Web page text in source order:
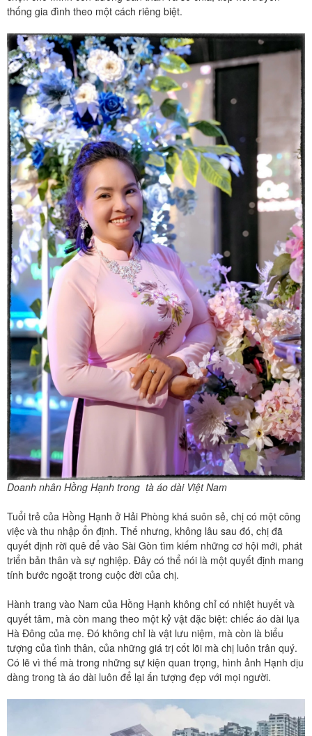
thống gia đình theo một cách riêng biệt.
Doanh nhân Hồng Hạnh trong tà áo dài Việt Nam
Tuổi trẻ của Hồng Hạnh ở Hải Phòng khá suôn sẻ, chị có một công
việc và thu nhập ổn định. Thế nhưng, không lâu sau đó, chị đã
quyết định rời quê để vào Sài Gòn tìm kiếm những cơ hội mới, phát
triển bản thân và sự nghiệp. Đây có thể nói là một quyết định mang
tính bước ngoặt trong cuộc đời của chị.
Hành trang vào Nam của Hồng Hạnh không chỉ có nhiệt huyết và
quyết tâm, mà còn mang theo một kỷ vật đặc biệt: chiếc áo dài lụa
Hà Đông của mẹ. Đó không chỉ là vật lưu niệm, mà còn là biểu
tượng của tình thân, của những giá trị cốt lõi mà chị luôn trân quý.
Có lẽ vì thế mà trong những sự kiện quan trọng, hình ảnh Hạnh dịu
dàng trong tà áo dài luôn để lại ấn tượng đẹp với mọi người.